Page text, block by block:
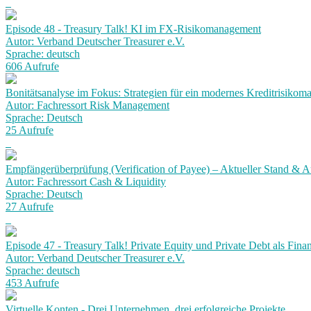
Episode 48 - Treasury Talk! KI im FX-Risikomanagement
Autor: Verband Deutscher Treasurer e.V.
Sprache: deutsch
606 Aufrufe
Bonitätsanalyse im Fokus: Strategien für ein modernes
Autor: Fachressort Risk Management
Sprache: Deutsch
25 Aufrufe
Empfängerüberprüfung (Verification of Payee) – Aktueller Stand &
Autor: Fachressort Cash & Liquidity
Sprache: Deutsch
27 Aufrufe
Episode 47 - Treasury Talk! Private Equity und Private Debt als
Autor: Verband Deutscher Treasurer e.V.
Sprache: deutsch
453 Aufrufe